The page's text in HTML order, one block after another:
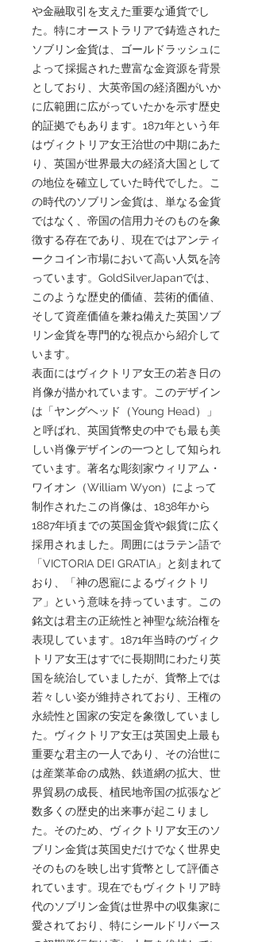
や金融取引を支えた重要な通貨でし
た。特にオーストラリアで鋳造された
ソブリン金貨は、ゴールドラッシュに
よって採掘された豊富な金資源を背景
としており、大英帝国の経済圏がいか
に広範囲に広がっていたかを示す歴史
的証拠でもあります。1871年という年
はヴィクトリア女王治世の中期にあた
り、英国が世界最大の経済大国として
の地位を確立していた時代でした。こ
の時代のソブリン金貨は、単なる金貨
ではなく、帝国の信用力そのものを象
徴する存在であり、現在ではアンティ
ークコイン市場において高い人気を誇
っています。GoldSilverJapanでは、
このような歴史的価値、芸術的価値、
そして資産価値を兼ね備えた英国ソブ
リン金貨を専門的な視点から紹介して
います。
表面にはヴィクトリア女王の若き日の
肖像が描かれています。このデザイン
は「ヤングヘッド（Young Head）」
と呼ばれ、英国貨幣史の中でも最も美
しい肖像デザインの一つとして知られ
ています。著名な彫刻家ウィリアム・
ワイオン（William Wyon）によって
制作されたこの肖像は、1838年から
1887年頃までの英国金貨や銀貨に広く
採用されました。周囲にはラテン語で
「VICTORIA DEI GRATIA」と刻まれて
おり、「神の恩寵によるヴィクトリ
ア」という意味を持っています。この
銘文は君主の正統性と神聖な統治権を
表現しています。1871年当時のヴィク
トリア女王はすでに長期間にわたり英
国を統治していましたが、貨幣上では
若々しい姿が維持されており、王権の
永続性と国家の安定を象徴していまし
た。ヴィクトリア女王は英国史上最も
重要な君主の一人であり、その治世に
は産業革命の成熟、鉄道網の拡大、世
界貿易の成長、植民地帝国の拡張など
数多くの歴史的出来事が起こりまし
た。そのため、ヴィクトリア女王のソ
ブリン金貨は英国史だけでなく世界史
そのものを映し出す貨幣として評価さ
れています。現在でもヴィクトリア時
代のソブリン金貨は世界中の収集家に
愛されており、特にシールドリバース